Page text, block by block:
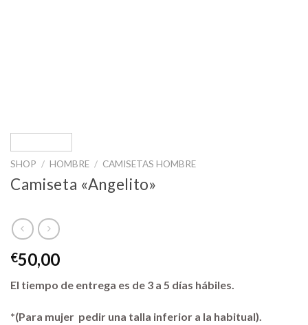
SHOP / HOMBRE / CAMISETAS HOMBRE
Camiseta «Angelito»
€50,00
El tiempo de entrega es de 3 a 5 días hábiles.
*(Para mujer pedir una talla inferior a la habitual).